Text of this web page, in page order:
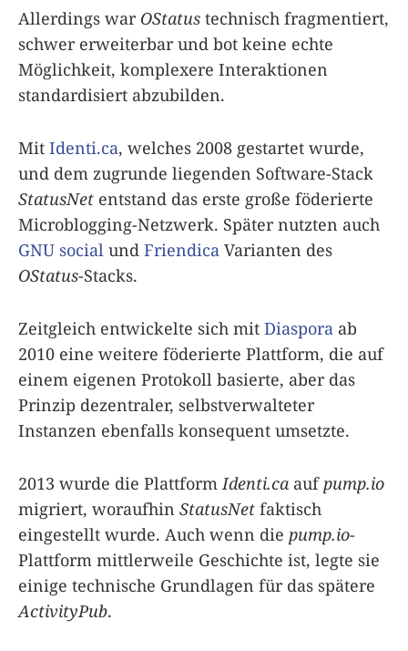
Allerdings war OStatus technisch fragmentiert,
schwer erweiterbar und bot keine echte
Möglichkeit, komplexere Interaktionen
standardisiert abzubilden.
Mit Identi.ca, welches 2008 gestartet wurde,
und dem zugrunde liegenden Software-Stack
StatusNet entstand das erste große föderierte
Microblogging-Netzwerk. Später nutzten auch
GNU social und Friendica Varianten des
OStatus-Stacks.
Zeitgleich entwickelte sich mit Diaspora ab
2010 eine weitere föderierte Plattform, die auf
einem eigenen Protokoll basierte, aber das
Prinzip dezentraler, selbstverwalteter
Instanzen ebenfalls konsequent umsetzte.
2013 wurde die Plattform Identi.ca auf pump.io
migriert, woraufhin StatusNet faktisch
eingestellt wurde. Auch wenn die pump.io-
Plattform mittlerweile Geschichte ist, legte sie
einige technische Grundlagen für das spätere
ActivityPub.